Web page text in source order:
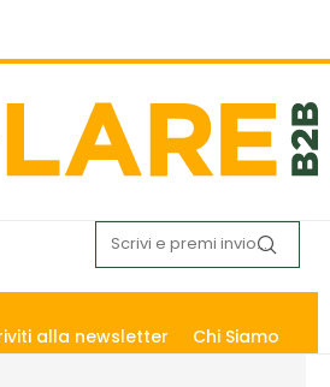
alla newsletter Chi Siamo